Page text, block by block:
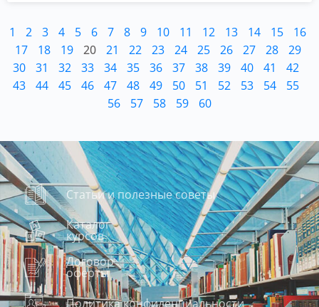
1 2 3 4 5 6 7 8 9 10 11 12 13 14 15
16
17
18 19 20 21 22 23 24 25 26 27 28
29
30
31 32 33 34 35 36 37 38 39 40 41
42
43
44 45 46 47 48 49 50 51 52 53 54
55
56
57 58 59 60
Статьи и полезные советы
Каталог
курсов
Договор
оферты
Политика конфиденциальности